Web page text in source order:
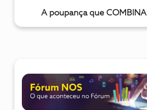
A poupança que COMBINA